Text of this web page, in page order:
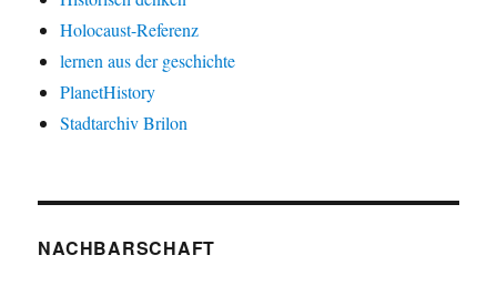
Holocaust-Referenz
lernen aus der geschichte
PlanetHistory
Stadtarchiv Brilon
NACHBARSCHAFT